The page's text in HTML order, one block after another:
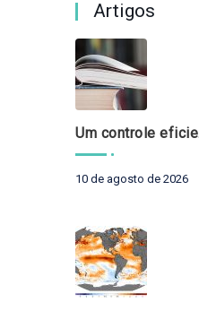
Artigos
Um controle eficiente começa pela qualificação do servidor
10 de agosto de 2026